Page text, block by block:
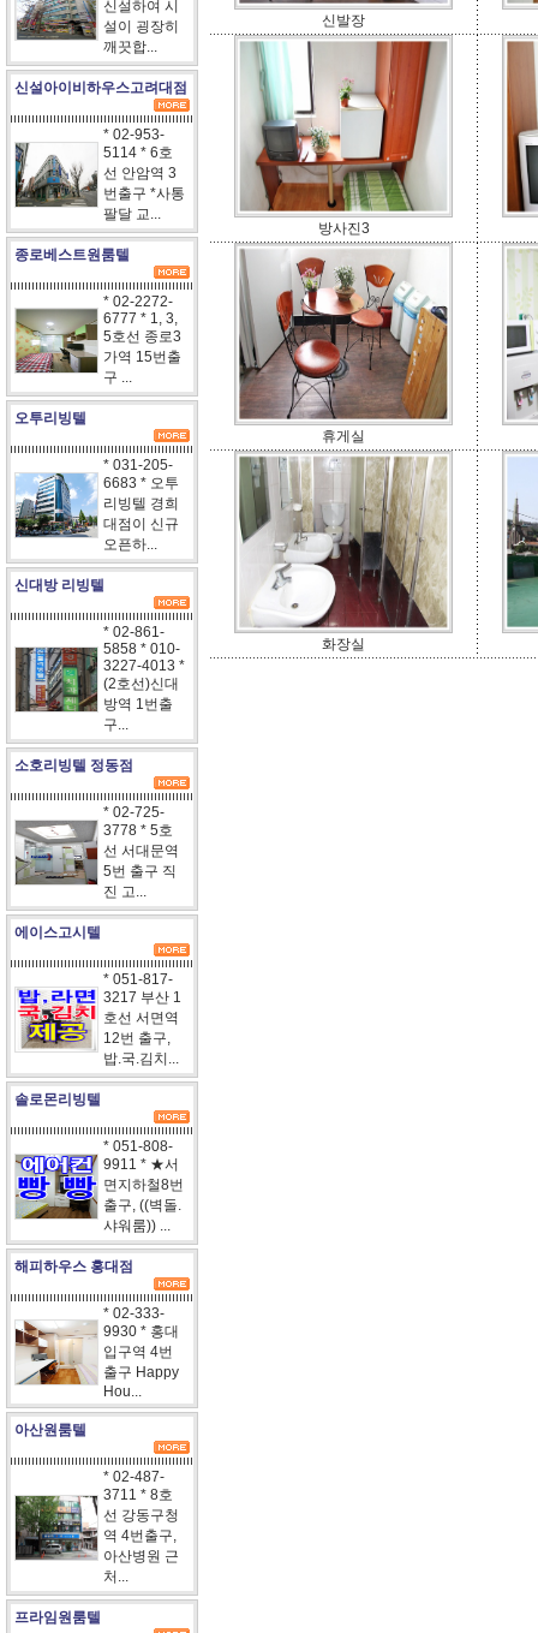
신설하여 시
설이 굉장히
깨끗합...
신설아이비하우스고려대점
* 02-953-
5114 * 6호
선 안암역 3
번출구 *사통
팔달 교...
종로베스트원룸텔
* 02-2272-
6777 * 1, 3,
5호선 종로3
가역 15번출
구 ...
오투리빙텔
* 031-205-
6683 * 오투
리빙텔 경희
대점이 신규
오픈하...
신대방 리빙텔
* 02-861-
5858 * 010-
3227-4013 *
(2호선)신대
방역 1번출
구...
소호리빙텔 정동점
* 02-725-
3778 * 5호
선 서대문역
5번 출구 직
진 고...
에이스고시텔
* 051-817-
3217 부산 1
호선 서면역
12번 출구,
밥.국.김치...
솔로몬리빙텔
* 051-808-
9911 * ★서
면지하철8번
출구, ((벽돌.
샤워룸)) ...
해피하우스 홍대점
* 02-333-
9930 * 홍대
입구역 4번
출구 Happy
Hou...
아산원룸텔
* 02-487-
3711 * 8호
선 강동구청
역 4번출구,
아산병원 근
처...
프라임원룸텔
신발장
방사진3
휴게실
화장실